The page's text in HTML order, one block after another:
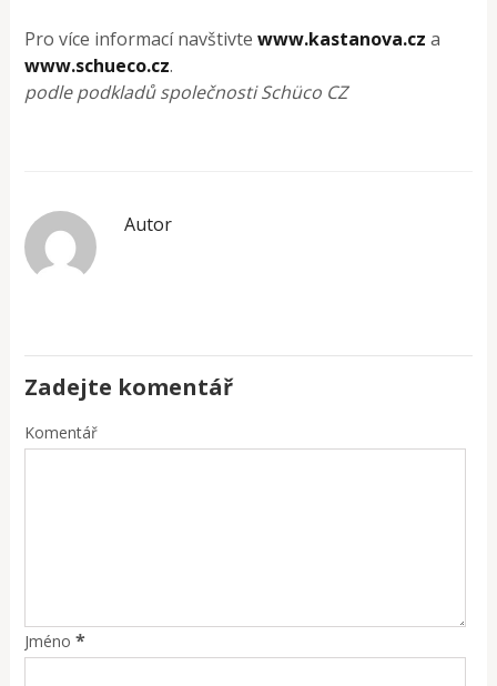
Pro více informací navštivtewww.kastanova.cz a
www.schueco.cz.
podle podkladů společnosti Schüco CZ
Autor
Zadejte komentář
Komentář
Jméno *